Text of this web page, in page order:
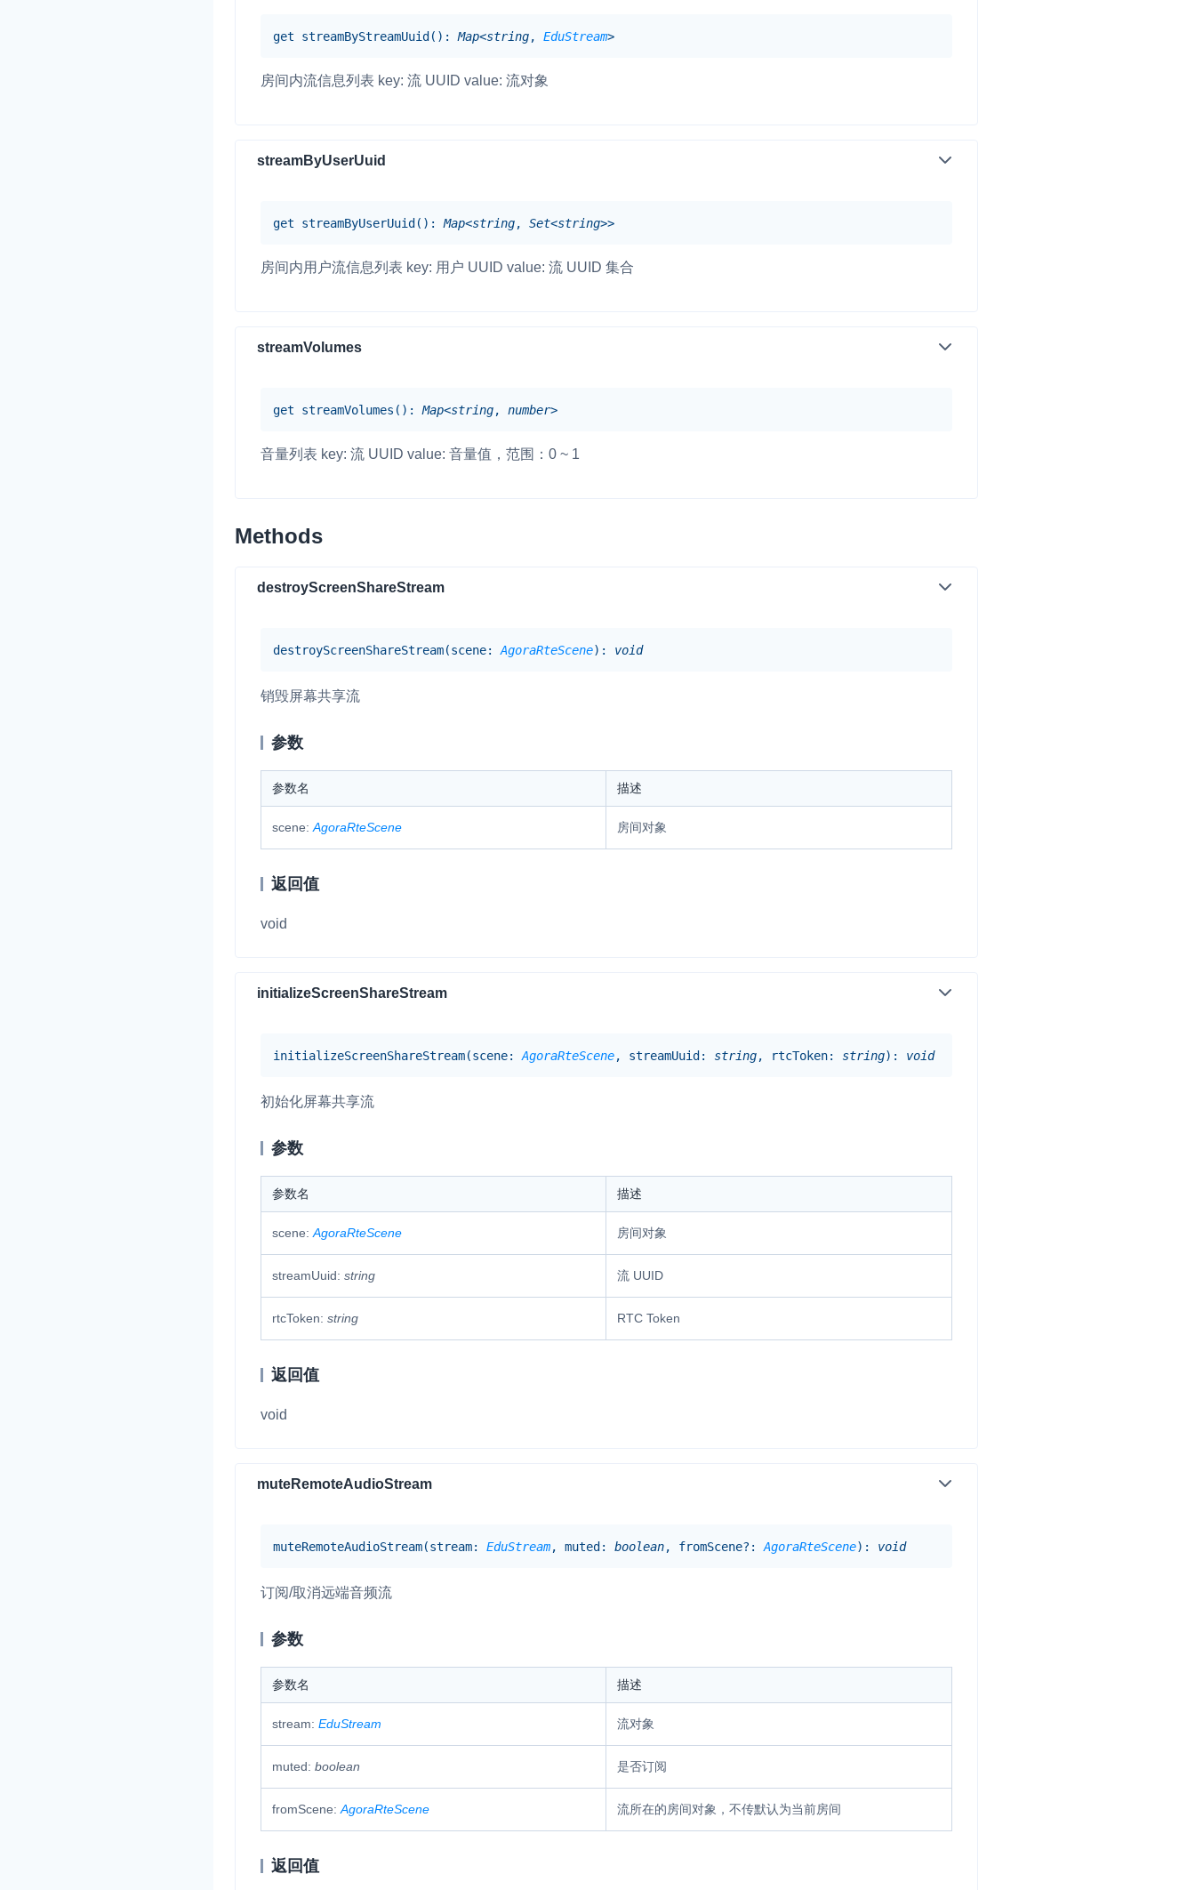
get streamByStreamUuid ( ) :Map<string, EduStream>
房间内流信息列表 key: 流 UUID value: 流对象
streamByUserUuid
get streamByUserUuid ( ) :Map<string, Set<string>>
房间内用户流信息列表 key: 用户 UUID value: 流 UUID 集合
streamVolumes
get streamVolumes ( ) :Map<string, number>
音量列表 key: 流 UUID value: 音量值，范围：0 ~ 1
Methods
destroyScreenShareStream
destroyScreenShareStream(scene: AgoraRteScene) : void
销毁屏幕共享流
参数
参数名 描述
scene: AgoraRteScene 房间对象
返回值
void
initializeScreenShareStream
initializeScreenShareStream(scene: AgoraRteScene, streamUuid : string, rtcToken: string) : void
初始化屏幕共享流
参数
参数名 描述
scene: AgoraRteScene 房间对象
streamUuid: string 流 UUID
rtcToken: string RTC Token
返回值
void
muteRemoteAudioStream
muteRemoteAudioStream(stream: EduStream, muted : boolean, fromScene?: AgoraRteScene) : void
订阅/取消远端音频流
参数
参数名 描述
stream: EduStream 流对象
muted: boolean 是否订阅
fromScene: AgoraRteScene 流所在的房间对象，不传默认为当前房间
返回值